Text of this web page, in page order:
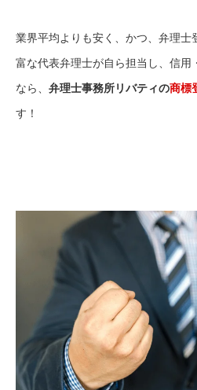
業界平均よりも安く、かつ、弁理士
富な代表弁理士が自ら担当し、信用
なら、 弁理士事務所リバティの商標
す！